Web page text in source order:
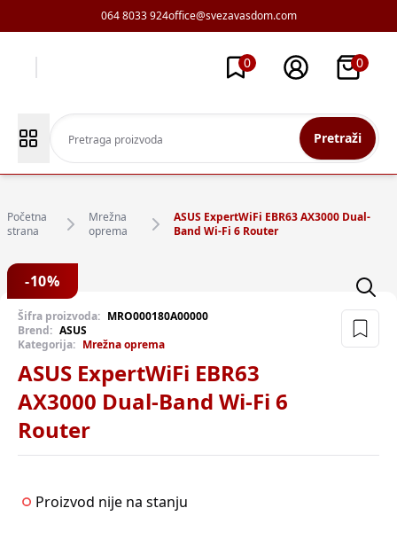
064 8033 924office@svezavasdom.com
0 0
Pretraži
Početna
strana
Mrežna
oprema
ASUS ExpertWiFi EBR63 AX3000 Dual-
Band Wi-Fi 6 Router
-10%
Šifra proizvoda: MRO000180A00000
Brend: ASUS
Kategorija: Mrežna oprema
ASUS ExpertWiFi EBR63
AX3000 Dual-Band Wi-Fi 6
Router
Proizvod nije na stanju